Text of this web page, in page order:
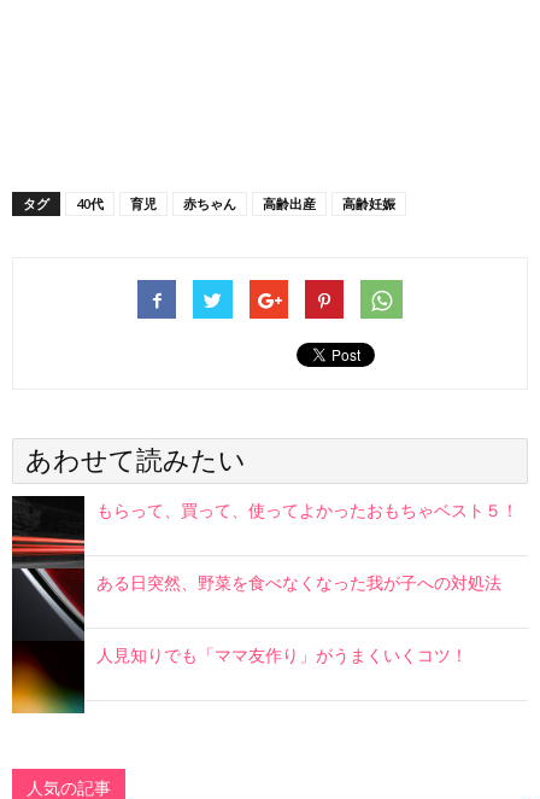
タグ 40代 育児 赤ちゃん 高齢出産 高齢妊娠
あわせて読みたい
もらって、買って、使ってよかったおもちゃベスト５！
ある日突然、野菜を食べなくなった我が子への対処法
人見知りでも「ママ友作り」がうまくいくコツ！
人気の記事